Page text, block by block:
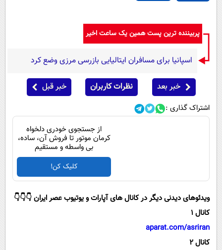
پربیننده ترین پست همین یک ساعت اخیر
اسپانیا برای مسافران ایتالیایی بازرسی مرزی وضع کرد
خبر بعد نظرات کاربران خبر قبل
اشتراک گذاری :
از جستجوی خودری دلخواه
کرمان موتور تا فروش آن، ساده،
بی واسطه و مستقیم
کلیک کن!
ویدئوهای دیدنی دیگر در کانال های آپارات و یوتیوب عصر ایران 👇👇👇
کانال 1
aparat.com/asriran
کانال 2